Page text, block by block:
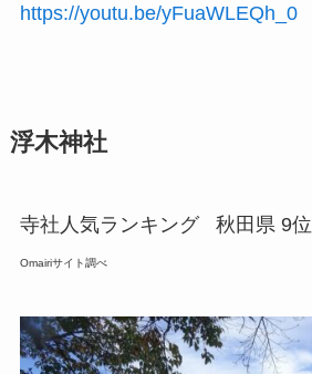
https://youtu.be/yFuaWLEQh_0
浮木神社
寺社人気ランキング 秋田県 9位
Omairiサイト調べ